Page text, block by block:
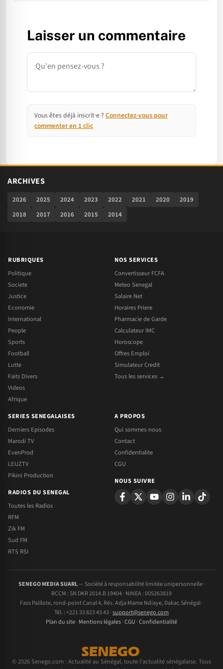
Laisser un commentaire
Commentaire
Vous êtes déjà inscrit·e ? Connectez-vous pour
commenter en 1 clic
ARCHIVES
2026 2025 2024 2023 2022 2021 2020
2019
2018
2017 2016 2015 2014
RUBRIQUES
Politique
Societe
Justice
Economie
International
People
Sports
Football
Lutte
Faits Divers
Videos
Afrique
NOS SERVICES
Convertisseur FCFA
Meteo Senegal
Salaire Net
Horaires Priere
Pharmacie de Garde
Calculateur IMC
Horoscope
Offres Emploi
Simulateur Credit
Tous les services →
SERIES SENEGALAISES
Derniers Episodes
Marodi TV
EvenProd
LEUZTV
Pikini Production
RADIOS DU SENEGAL
Toutes les Radios
RFM
Zik FM
Sud FM
RTS RSI
A PROPOS
Qui sommes-nous
Contact
Confidentialite
CGU
NOUS SUIVRE
SENEGO MEDIA SUARL— Société à responsabilité limitée unipersonnelle ·
RCCM : SN DKR 2014.B 19404 · NINEA : 005263819
Fass Paillote, rond-point Canal 4, Rés. Adja Mame Ndiaye, Dakar, Sénégal ·
Tél. : +221 33 823 43 43 ·support@senego.com
Plan du site· Mentions légales·CGU ·Confidentialité
© 2026 Senego.com : Actualité au Sénégal, toute l'actualité sénégalaise. Tous